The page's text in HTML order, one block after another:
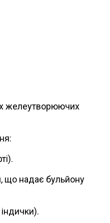
желеутворюючих
що надає бульйону